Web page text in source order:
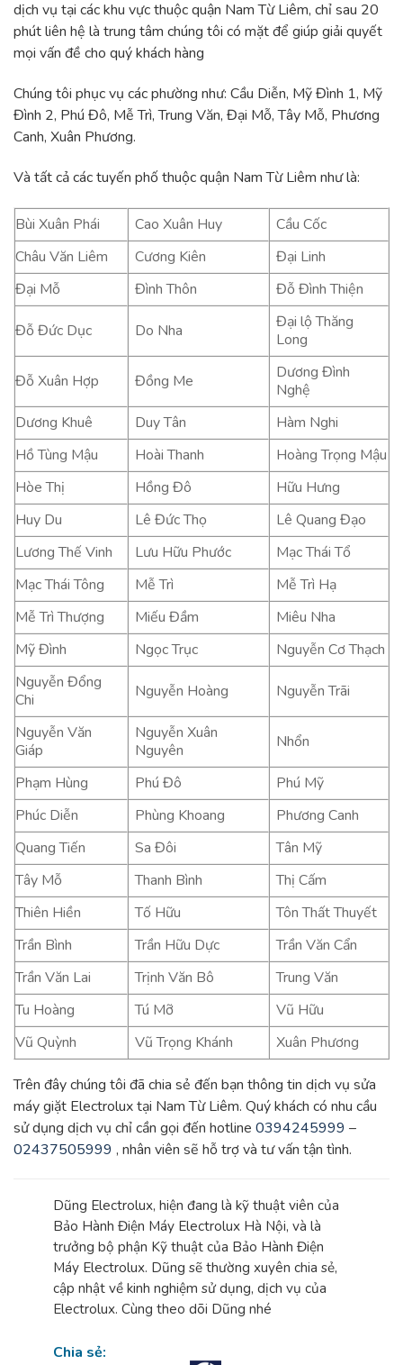
dịch vụ tại các khu vực thuộc quận Nam Từ Liêm, chỉ sau 20
phút liên hệ là trung tâm chúng tôi có mặt để giúp giải quyết
mọi vấn đề cho quý khách hàng
Chúng tôi phục vụ các phường như: Cầu Diễn, Mỹ Đình 1, Mỹ
Đình 2, Phú Đô, Mễ Trì, Trung Văn, Đại Mỗ, Tây Mỗ, Phương
Canh, Xuân Phương.
Và tất cả các tuyến phố thuộc quận Nam Từ Liêm như là:
Bùi Xuân Phái Cao Xuân Huy
Cầu Cốc
Châu Văn Liêm
Cương Kiên
Đại Linh
Đại Mỗ
Đình Thôn Đỗ Đình Thiện
Đỗ Đức Dục Do Nha
Đại lộ Thăng
Long
Đỗ Xuân Hợp Đồng Me
Dương Đình
Nghệ
Dương Khuê
Duy Tân
Hàm Nghi
Hồ Tùng Mậu
Hoài Thanh
Hoàng Trọng Mậu
Hòe Thị
Hồng Đô
Hữu Hưng
Huy Du
Lê Đức Thọ
Lê Quang Đạo
Lương Thế Vinh
Lưu Hữu Phước
Mạc Thái Tổ
Mạc Thái Tông
Mễ Trì
Mễ Trì Hạ
Mễ Trì Thượng
Miếu Đầm
Miêu Nha
Mỹ Đình
Ngọc Trục
Nguyễn Cơ Thạch
Nguyễn Đổng
Chi
Nguyễn Hoàng Nguyễn Trãi
Nguyễn Văn
Giáp
Nguyễn Xuân
Nguyên
Nhổn
Phạm Hùng Phú Đô
Phú Mỹ
Phúc Diễn
Phùng Khoang
Phương Canh
Quang Tiến
Sa Đôi
Tân Mỹ
Tây Mỗ
Thanh Bình
Thị Cấm
Thiên Hiền
Tố Hữu
Tôn Thất Thuyết
Trần Bình
Trần Hữu Dực
Trần Văn Cẩn
Trần Văn Lai
Trịnh Văn Bô
Trung Văn
Tu Hoàng
Tú Mỡ
Vũ Hữu
Vũ Quỳnh
Vũ Trọng Khánh Xuân Phương
Trên đây chúng tôi đã chia sẻ đến bạn thông tin dịch vụ sửa
máy giặt Electrolux tại Nam Từ Liêm. Quý khách có nhu cầu
sử dụng dịch vụ chỉ cần gọi đến hotline 0394245999 –
02437505999 , nhân viên sẽ hỗ trợ và tư vấn tận tình.
Dũng Electrolux, hiện đang là kỹ thuật viên của
Bảo Hành Điện Máy Electrolux Hà Nội, và là
trưởng bộ phận Kỹ thuật của Bảo Hành Điện
Máy Electrolux. Dũng sẽ thường xuyên chia sẻ,
cập nhật về kinh nghiệm sử dụng, dịch vụ của
Electrolux. Cùng theo dõi Dũng nhé
Chia sẻ: